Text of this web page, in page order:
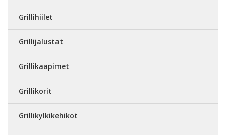
Grillihiilet
Grillijalustat
Grillikaapimet
Grillikorit
Grillikylkikehikot